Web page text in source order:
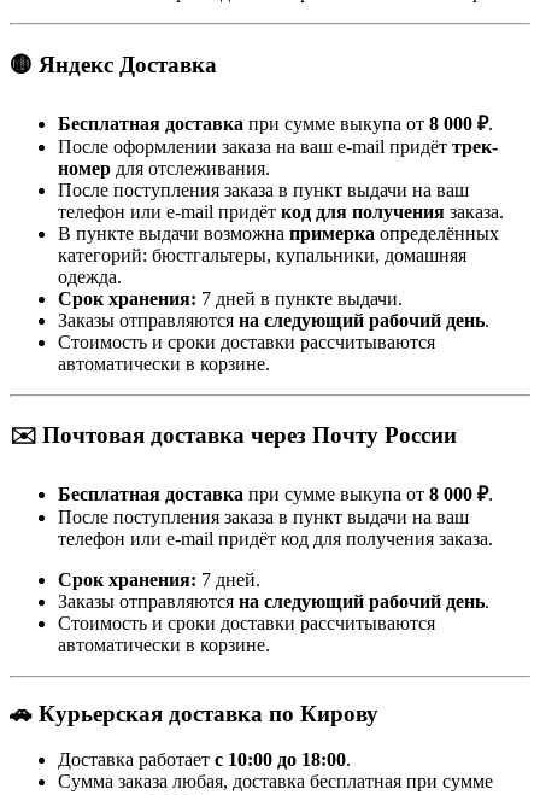
🟡 Яндекс Доставка
Бесплатная доставка при сумме выкупа от 8 000 ₽.
После оформлении заказа на ваш e-mail придёт трек-
номер для отслеживания.
После поступления заказа в пункт выдачи на ваш
телефон или e-mail придёт код для получения заказа.
В пункте выдачи возможна примерка определённых
категорий: бюстгальтеры, купальники, домашняя
одежда.
Срок хранения: 7 дней в пункте выдачи.
Заказы отправляются на следующий рабочий день.
Стоимость и сроки доставки рассчитываются
автоматически в корзине.
✉️ Почтовая доставка через Почту России
Бесплатная доставка при сумме выкупа от 8 000 ₽.
После поступления заказа в пункт выдачи на ваш
телефон или e-mail придёт код для получения заказа.
Срок хранения: 7 дней.
Заказы отправляются на следующий рабочий день.
Стоимость и сроки доставки рассчитываются
автоматически в корзине.
🚗 Курьерская доставка по Кирову
Доставка работает с 10:00 до 18:00.
Сумма заказа любая, доставка бесплатная при сумме